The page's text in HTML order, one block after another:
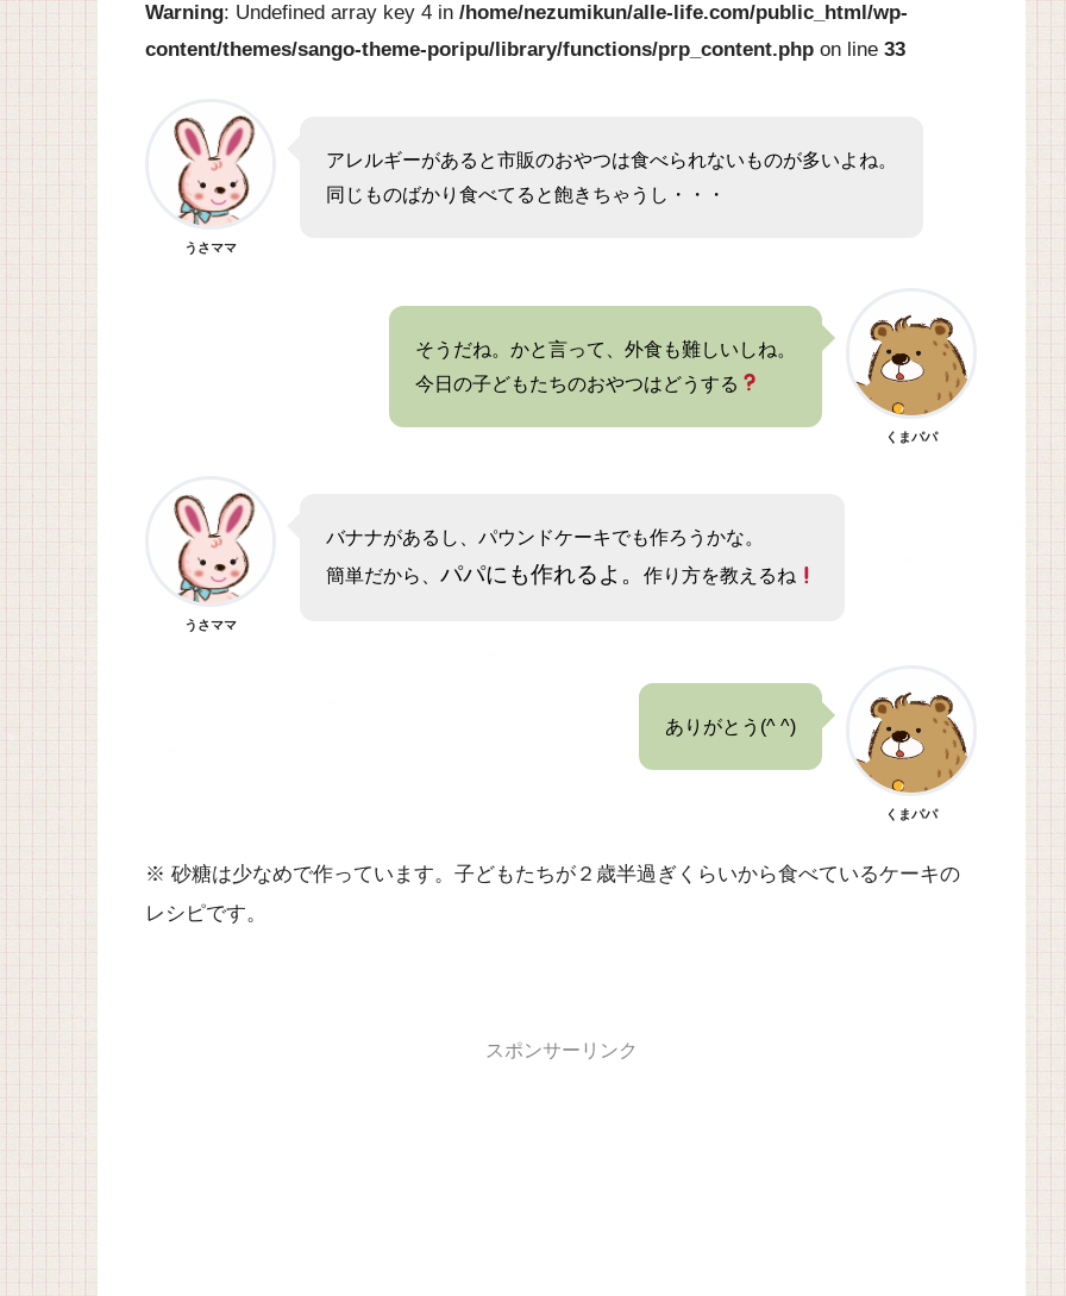
Warning: Undefined array key 4 in /home/nezumikun/alle-life.com/public_html/wp-
content/themes/sango-theme-poripu/library/functions/prp_content.php on line 33
うさママ
アレルギーがあると市販のおやつは食べられないものが多いよね。
同じものばかり食べてると飽きちゃうし・・・
そうだね。かと言って、外食も難しいしね。
今日の子どもたちのおやつはどうする
くまパパ
うさママ
バナナがあるし、パウンドケーキでも作ろうかな。
簡単だから、 パパにも作れるよ。 作り方を教えるね
ありがとう(^ ^)
くまパパ
※ 砂糖は少なめで作っています。子どもたちが２歳半過ぎくらいから食べているケーキの
レシピです。
スポンサーリンク